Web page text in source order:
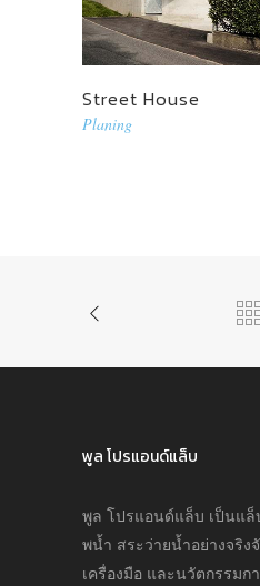
Street House
Planing
พูล โปรแอนด์แล็บ
พูล โปรแอนด์แล็บ เป็นแ
พนํ้า สระว่ายนํ้าอย่างจริง
เครื่องมือ และนวัตกรรม